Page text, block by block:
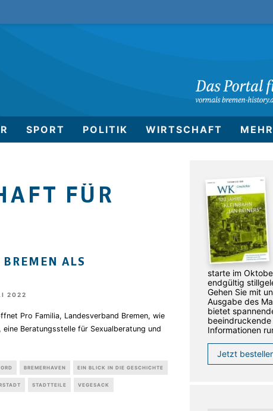
SPORT POLITIK WIRTSCHAFT MEHR
FÜR
ALS
2022
Pro Familia, Landesverband Bremen, wie
Beratungsstelle für Sexualberatung und
BREMERHAVEN EIN BLICK IN DIE GESCHICHTE
STADTTEILE VEGESACK
starte im
endgültig
Gehen Sie mit
Ausgabe des
bietet
Informationen
Jetzt